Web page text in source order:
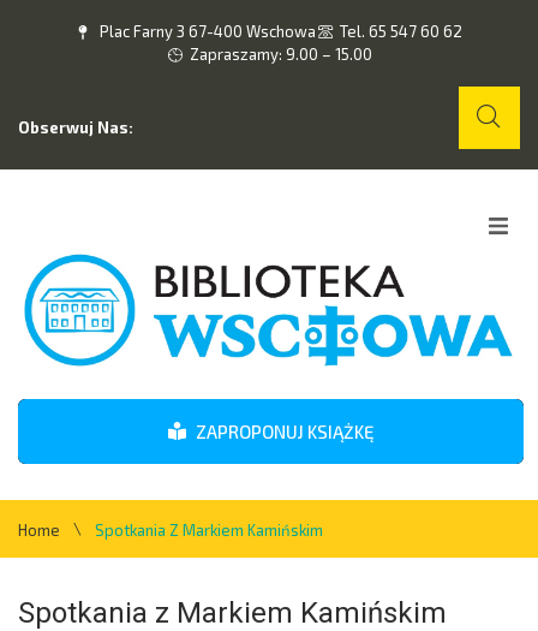
Plac Farny 3 67-400 Wschowa
Tel. 65 547 60 62
Zapraszamy: 9.00 – 15.00
Obserwuj Nas:
O nas
Wydarzenia
Kontakt
ZAPROPONUJ KSIĄŻKĘ
Home \ Spotkania Z Markiem Kamińskim
Spotkania z Markiem Kamińskim